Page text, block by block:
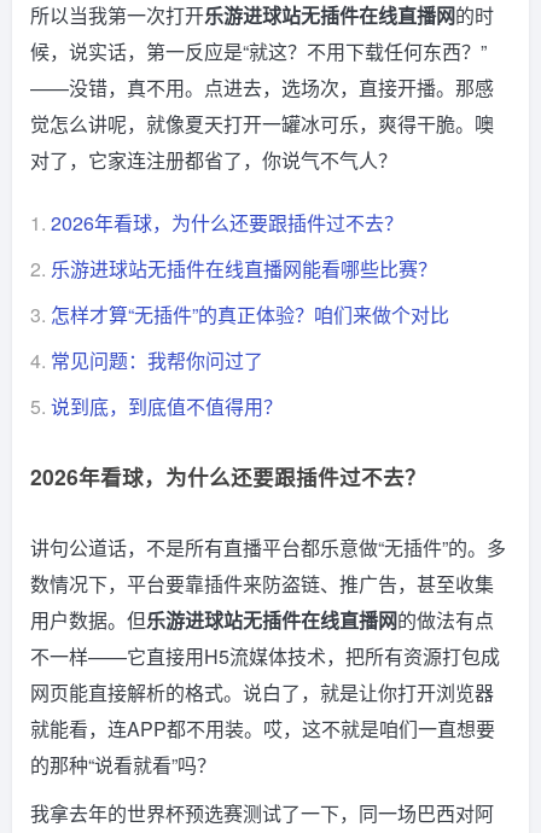
所以当我第一次打开乐游进球站无插件在线直播网的时
候，说实话，第一反应是“就这？不用下载任何东西？”
——没错，真不用。点进去，选场次，直接开播。那感
觉怎么讲呢，就像夏天打开一罐冰可乐，爽得干脆。噢
对了，它家连注册都省了，你说气不气人？
1. 2026年看球，为什么还要跟插件过不去？
2. 乐游进球站无插件在线直播网能看哪些比赛？
3. 怎样才算“无插件”的真正体验？咱们来做个对比
4. 常见问题：我帮你问过了
5. 说到底，到底值不值得用？
2026年看球，为什么还要跟插件过不去？
讲句公道话，不是所有直播平台都乐意做“无插件”的。多
数情况下，平台要靠插件来防盗链、推广告，甚至收集
用户数据。但乐游进球站无插件在线直播网的做法有点
不一样——它直接用H5流媒体技术，把所有资源打包成
网页能直接解析的格式。说白了，就是让你打开浏览器
就能看，连APP都不用装。哎，这不就是咱们一直想要
的那种“说看就看”吗？
我拿去年的世界杯预选赛测试了一下，同一场巴西对阿